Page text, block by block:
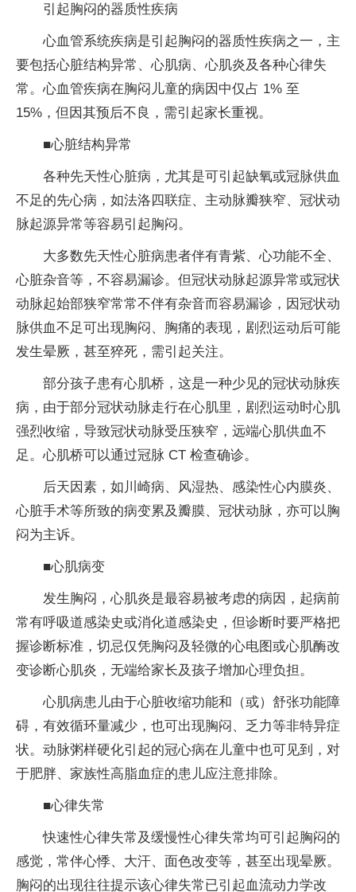
引起胸闷的器质性疾病
心血管系统疾病是引起胸闷的器质性疾病之一，主
要包括心脏结构异常、心肌病、心肌炎及各种心律失
常。心血管疾病在胸闷儿童的病因中仅占 1% 至
15%，但因其预后不良，需引起家长重视。
■心脏结构异常
各种先天性心脏病，尤其是可引起缺氧或冠脉供血
不足的先心病，如法洛四联症、主动脉瓣狭窄、冠状动
脉起源异常等容易引起胸闷。
大多数先天性心脏病患者伴有青紫、心功能不全、
心脏杂音等，不容易漏诊。但冠状动脉起源异常或冠状
动脉起始部狭窄常常不伴有杂音而容易漏诊，因冠状动
脉供血不足可出现胸闷、胸痛的表现，剧烈运动后可能
发生晕厥，甚至猝死，需引起关注。
部分孩子患有心肌桥，这是一种少见的冠状动脉疾
病，由于部分冠状动脉走行在心肌里，剧烈运动时心肌
强烈收缩，导致冠状动脉受压狭窄，远端心肌供血不
足。心肌桥可以通过冠脉 CT 检查确诊。
后天因素，如川崎病、风湿热、感染性心内膜炎、
心脏手术等所致的病变累及瓣膜、冠状动脉，亦可以胸
闷为主诉。
■心肌病变
发生胸闷，心肌炎是最容易被考虑的病因，起病前
常有呼吸道感染史或消化道感染史，但诊断时要严格把
握诊断标准，切忌仅凭胸闷及轻微的心电图或心肌酶改
变诊断心肌炎，无端给家长及孩子增加心理负担。
心肌病患儿由于心脏收缩功能和（或）舒张功能障
碍，有效循环量减少，也可出现胸闷、乏力等非特异症
状。动脉粥样硬化引起的冠心病在儿童中也可见到，对
于肥胖、家族性高脂血症的患儿应注意排除。
■心律失常
快速性心律失常及缓慢性心律失常均可引起胸闷的
感觉，常伴心悸、大汗、面色改变等，甚至出现晕厥。
胸闷的出现往往提示该心律失常已引起血流动力学改